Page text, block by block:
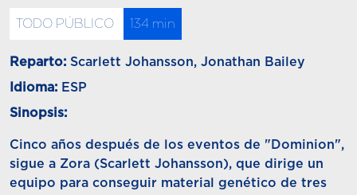
TODO PÚBLICO 134 min
Reparto: Scarlett Johansson, Jonathan Bailey
Idioma: ESP
Sinopsis:
Cinco años después de los eventos de "Dominion",
sigue a Zora (Scarlett Johansson), que dirige un
equipo para conseguir material genético de tres